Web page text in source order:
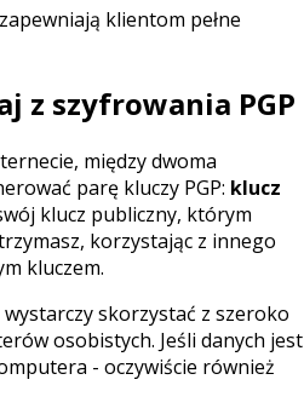
klientom pełne
z szyfrowania PGP
między dwoma
parę kluczy PGP: klucz
klucz publiczny, którym
korzystając z innego
kluczem.
skorzystać z szeroko
osobistych. Jeśli danych jest
- oczywiście również